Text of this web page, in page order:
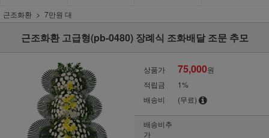
근조화환 7만원 대
근조화환 고급형(pb-0480) 장례식 조화배달 조문 추모
상품가 75,000원
적립금
1%
배송비
(무료)
배송비추
가